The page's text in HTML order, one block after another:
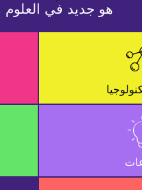
هو جديد في العلوم